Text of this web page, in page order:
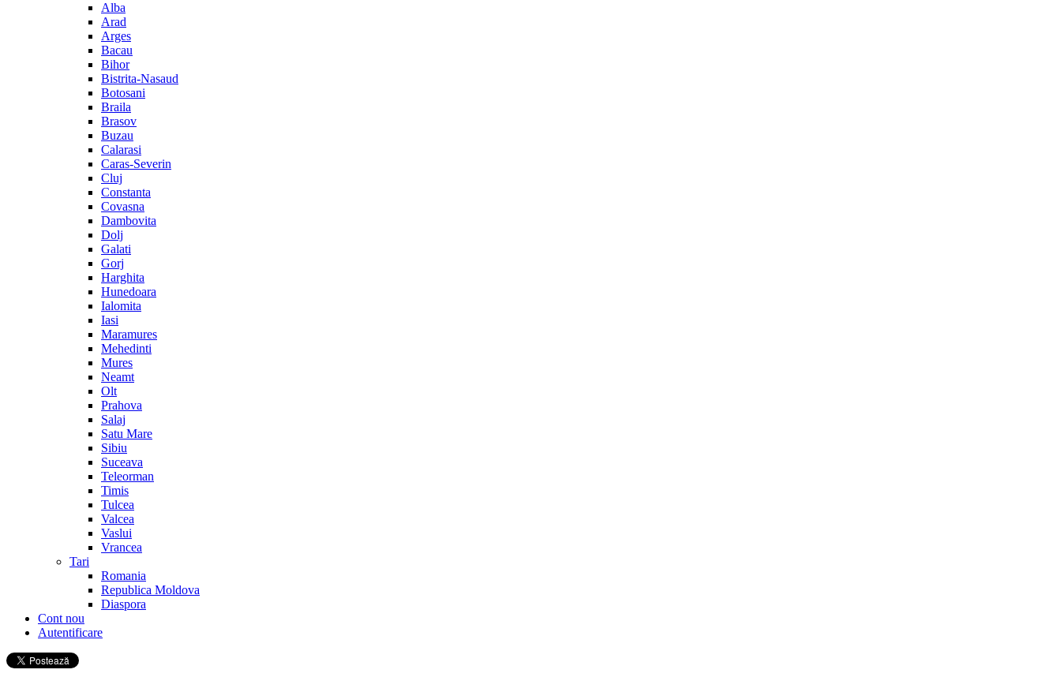
Alba
Arad
Arges
Bacau
Bihor
Bistrita-Nasaud
Botosani
Braila
Brasov
Buzau
Calarasi
Caras-Severin
Cluj
Constanta
Covasna
Dambovita
Dolj
Galati
Gorj
Harghita
Hunedoara
Ialomita
Iasi
Maramures
Mehedinti
Mures
Neamt
Olt
Prahova
Salaj
Satu Mare
Sibiu
Suceava
Teleorman
Timis
Tulcea
Valcea
Vaslui
Vrancea
Tari
Romania
Republica Moldova
Diaspora
Cont nou
Autentificare